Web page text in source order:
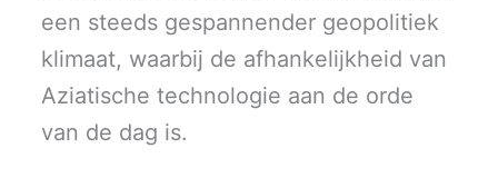
een steeds gespannender geopolitiek
klimaat, waarbij de afhankelijkheid van
Aziatische technologie aan de orde
van de dag is.